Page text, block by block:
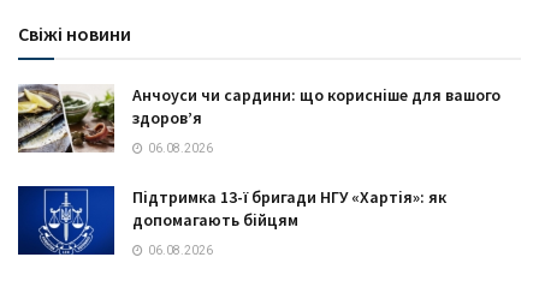
Свіжі новини
Анчоуси чи сардини: що корисніше для вашого
здоров’я
06.08.2026
Підтримка 13-ї бригади НГУ «Хартія»: як
допомагають бійцям
06.08.2026